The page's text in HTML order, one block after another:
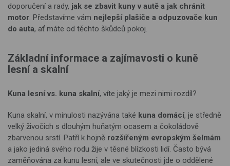
doporučení a rady, jak se zbavit kuny v autě a jak chránit
motor. Představíme vám nejlepší plašiče a odpuzovače kun
do auta, ať máte od těchto škůdců pokoj.
Základní informace a zajímavosti o kuně
lesní a skalní
Kuna lesní vs. kuna skalní, víte jaký je mezi nimi rozdíl?
Kuna skalní, v minulosti nazývána také kuna domácí, je středně
velký živočich s dlouhým huňatým ocasem a čokoládově
zbarvenou srstí. Patří k hojně rozšířeným evropským šelmám
a jako jediná svého rodu žije v těsné blízkosti lidí. Často bývá
zaměňována za kunu lesní, ale ve skutečnosti jde o oddělené